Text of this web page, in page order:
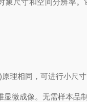
象尺寸和空间分辨率
相同，可进行小尺寸
成像。无需样本品制